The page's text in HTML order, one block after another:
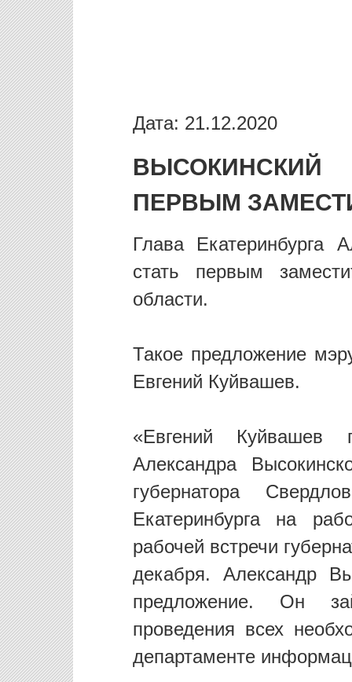
Дата: 21.12.2020
ПЕРВЫМ
Глава Екатеринбурга
стать первым
области.
Такое предложение
Евгений Куйвашев.
«Евгений Куйвашев
Александра
губернатора
Екатеринбурга на
рабочей встречи
декабря. Александр
предложение. Он
проведения всех
департаменте